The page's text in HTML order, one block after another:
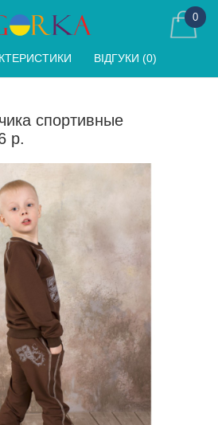
0
спортивные
р.
ВІДГУКИ (0)